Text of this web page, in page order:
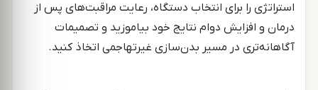
استراتژی را برای انتخاب دستگاه، رعایت مراقبت‌های پس از
درمان و افزایش دوام نتایج خود بیاموزید و تصمیمات
آگاهانه‌تری در مسیر بدن‌سازی غیرتهاجمی اتخاذ کنید.